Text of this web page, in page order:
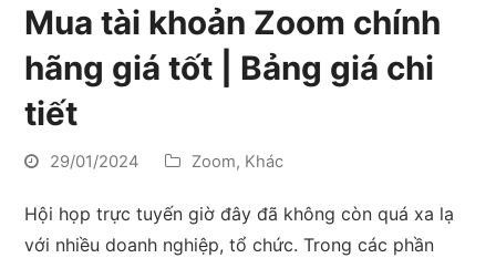
Mua tài khoản Zoom chính
hãng giá tốt | Bảng giá chi
tiết
29/01/2024 Zoom, Khác
Hội họp trực tuyến giờ đây đã không còn quá xa lạ
với nhiều doanh nghiệp, tổ chức. Trong các phần